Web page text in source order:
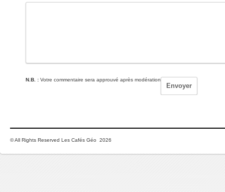
N.B. : Votre commentaire sera approuvé après modération
© All Rights Reserved Les Cafés Géo 2026